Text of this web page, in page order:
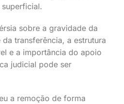
superficial.
sobre a gravidade da
transferência, a estrutura
e a importância do apoio
judicial pode ser
a remoção de forma